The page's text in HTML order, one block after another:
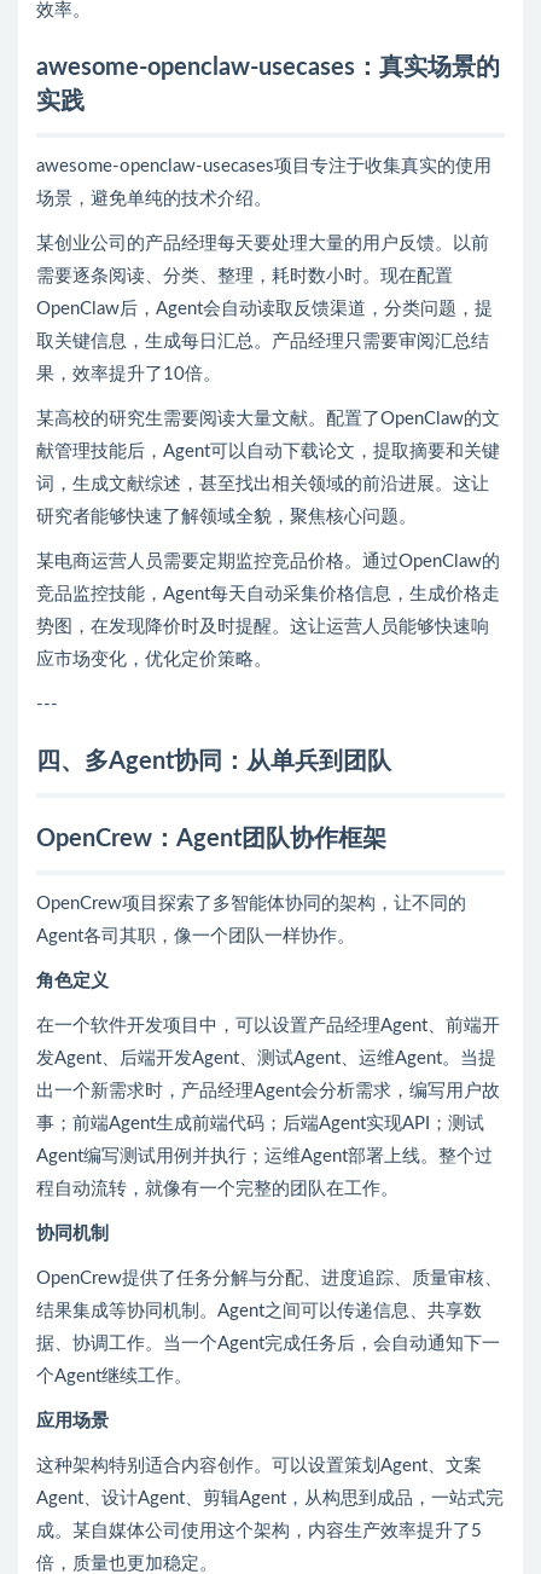
效率。
awesome-openclaw-usecases：真实场景的
实践
awesome-openclaw-usecases项目专注于收集真实的使用
场景，避免单纯的技术介绍。
某创业公司的产品经理每天要处理大量的用户反馈。以前
需要逐条阅读、分类、整理，耗时数小时。现在配置
OpenClaw后，Agent会自动读取反馈渠道，分类问题，提
取关键信息，生成每日汇总。产品经理只需要审阅汇总结
果，效率提升了10倍。
某高校的研究生需要阅读大量文献。配置了OpenClaw的文
献管理技能后，Agent可以自动下载论文，提取摘要和关键
词，生成文献综述，甚至找出相关领域的前沿进展。这让
研究者能够快速了解领域全貌，聚焦核心问题。
某电商运营人员需要定期监控竞品价格。通过OpenClaw的
竞品监控技能，Agent每天自动采集价格信息，生成价格走
势图，在发现降价时及时提醒。这让运营人员能够快速响
应市场变化，优化定价策略。
---
四、多Agent协同：从单兵到团队
OpenCrew：Agent团队协作框架
OpenCrew项目探索了多智能体协同的架构，让不同的
Agent各司其职，像一个团队一样协作。
角色定义
在一个软件开发项目中，可以设置产品经理Agent、前端开
发Agent、后端开发Agent、测试Agent、运维Agent。当提
出一个新需求时，产品经理Agent会分析需求，编写用户故
事；前端Agent生成前端代码；后端Agent实现API；测试
Agent编写测试用例并执行；运维Agent部署上线。整个过
程自动流转，就像有一个完整的团队在工作。
协同机制
OpenCrew提供了任务分解与分配、进度追踪、质量审核、
结果集成等协同机制。Agent之间可以传递信息、共享数
据、协调工作。当一个Agent完成任务后，会自动通知下一
个Agent继续工作。
应用场景
这种架构特别适合内容创作。可以设置策划Agent、文案
Agent、设计Agent、剪辑Agent，从构思到成品，一站式完
成。某自媒体公司使用这个架构，内容生产效率提升了5
倍，质量也更加稳定。